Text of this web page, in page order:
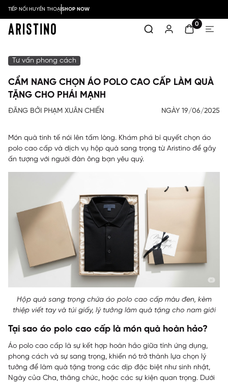
TIẾP NỐI HUYỀN THOẠISHOP NOW
0
Tư vấn phong cách
CẨM NANG CHỌN ÁO POLO CAO CẤP LÀM QUÀ
TẶNG CHO PHÁI MẠNH
ĐĂNG BỞI PHẠM XUÂN CHIẾN NGÀY 19/06/2025
Món quà tinh tế nói lên tấm lòng. Khám phá bí quyết chọn áo
polo cao cấp và dịch vụ hộp quà sang trọng từ Aristino để gây
ấn tượng với người đàn ông bạn yêu quý.
Hộp quà sang trọng chứa áo polo cao cấp màu đen, kèm
thiệp viết tay và túi giấy, lý tưởng làm quà tặng cho nam giới
Tại sao áo polo cao cấp là món quà hoàn hảo?
Áo polo cao cấp là sự kết hợp hoàn hảo giữa tính ứng dụng,
phong cách và sự sang trọng, khiến nó trở thành lựa chọn lý
tưởng để làm quà tặng trong các dịp đặc biệt như sinh nhật,
Ngày của Cha, thăng chức, hoặc các sự kiện quan trọng. Dưới